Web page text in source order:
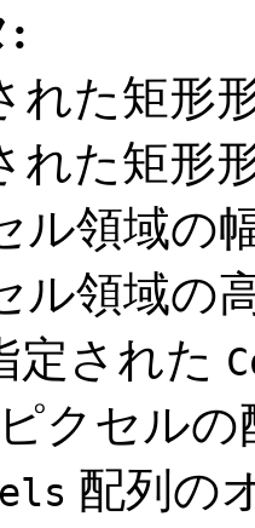
:
れた矩形
れた矩形
ル領域の
ル領域の
定された
クセルの
配列の